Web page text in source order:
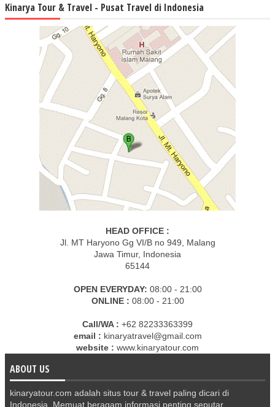
Kinarya Tour & Travel - Pusat Travel di Indonesia
HEAD OFFICE :
Jl. MT Haryono Gg VI/B no 949, Malang
Jawa Timur, Indonesia
65144
OPEN EVERYDAY: 08:00 - 21:00
ONLINE : 08:00 - 21:00
Call/WA : +62 82233363399
email : kinaryatravel@gmail.com
website : www.kinaryatour.com
ABOUT US
kinaryatour.com adalah situs tour & travel paling dicari di
Indonesia. Memuat beragam informasi penting seputar